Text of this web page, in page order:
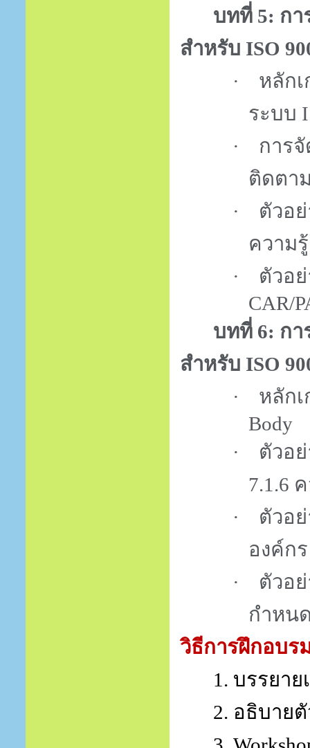
บทที่ 5: กา
สำหรับ ISO
·
หลัก
ระบบ
·
การ
ติดตา
·
ตัวอ
ความ
·
ตัวอ
CAR/
บทที่ 6: กา
สำหรับ ISO
·
หลัก
Body
·
ตัวอ
7.1.6
·
ตัวอ
องค์กร
·
ตัวอ
กำหน
วิธีการฝึกอบร
1. บรรยา
2. อธิบาย